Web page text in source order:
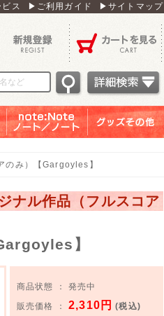
ス ▶ご利用ガイド ▶サイトマップ
のみ）【Gargoyles】
ナル作品（フルスコア
】
商品状態 ： 発売中
販売価格 ：2,310円 (税込)